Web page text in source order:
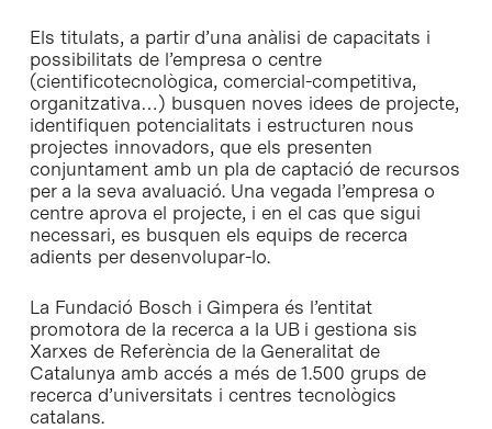
Els titulats, a partir d’una anàlisi de capacitats i
possibilitats de l’empresa o centre
(cientificotecnològica, comercial-competitiva,
organitzativa…) busquen noves idees de projecte,
identifiquen potencialitats i estructuren nous
projectes innovadors, que els presenten
conjuntament amb un pla de captació de recursos
per a la seva avaluació. Una vegada l’empresa o
centre aprova el projecte, i en el cas que sigui
necessari, es busquen els equips de recerca
adients per desenvolupar-lo.
La Fundació Bosch i Gimpera és l’entitat
promotora de la recerca a la UB i gestiona sis
Xarxes de Referència de la Generalitat de
Catalunya amb accés a més de 1.500 grups de
recerca d’universitats i centres tecnològics
catalans.